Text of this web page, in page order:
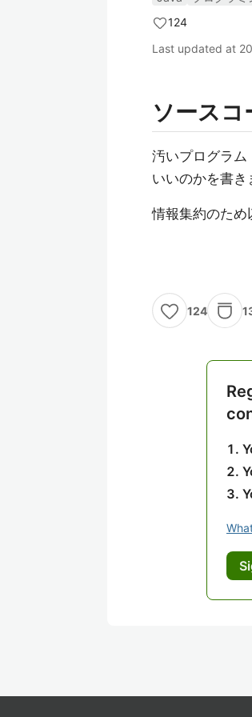
124
Last updated at
ソースコ
汚いプログラム
いいのかを書き
情報集約のため
124